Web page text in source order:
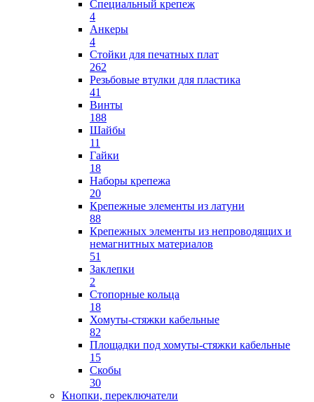
Специальный крепеж
4
Анкеры
4
Стойки для печатных плат
262
Резьбовые втулки для пластика
41
Винты
188
Шайбы
11
Гайки
18
Наборы крепежа
20
Крепежные элементы из латуни
88
Крепежных элементы из непроводящих и
немагнитных материалов
51
Заклепки
2
Стопорные кольца
18
Хомуты-стяжки кабельные
82
Площадки под хомуты-стяжки кабельные
15
Скобы
30
Кнопки, переключатели